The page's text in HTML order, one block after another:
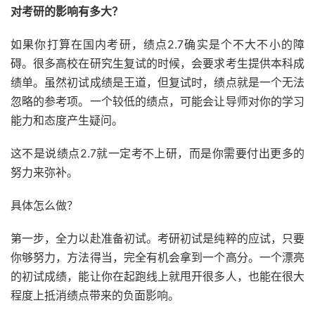
对考研的影响有多大？
如果你打算在国内考研，绩点2.7确实是个不大不小的障
碍。很多高校在研究生复试的时候，会要求考生提供本科成
绩单。虽然初试成绩是王道，但复试时，绩点就是一个无法
忽略的参考项。一个较低的绩点，可能会让导师对你的学习
能力和态度产生疑问。
这不是说绩点2.7就一定考不上研，而是你需要付出更多的
努力来弥补。
具体怎么做？
第一步，全力以赴准备初试。考研初试是纯粹的应试，只要
你够努力，方法得当，完全有机会拿到一个高分。一个漂亮
的初试成绩，能让你在起跑线上就甩开很多人，也能在很大
程度上抵消绩点带来的负面影响。